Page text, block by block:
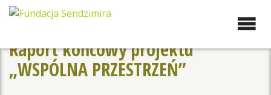
Przejdź
zakresu zrównoważonego
rozwoju miast, nasza
Raport końcowy projektu
„WSPÓLNA PRZESTRZEŃ”